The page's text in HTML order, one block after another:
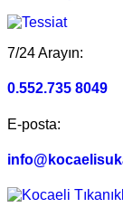
7/24 Arayın:
0.552.735 8049
E-posta: